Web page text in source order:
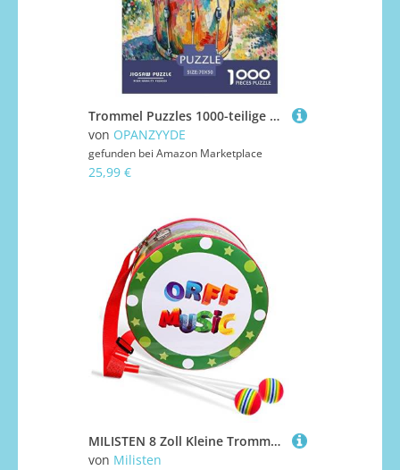
Trommel Puzzles 1000-teilige Schwer Puzzle Spielzeug Lernspiel Impossible Herausforderungsspielzeug Für Erwachsene Kinder 70x50cm/1000pcs
von OPANZYYDE
gefunden bei Amazon Marketplace
25,99 €
MILISTEN 8 Zoll Kleine Trommel Tamburin Marschtrommel Blechtrommel Vorschulspielzeug Snare Drum Trommelstöcken Spielzeug Für Babys Lernspielzeug Säuglingsanzug Kind Musik Handtrommel Holz
von Milisten